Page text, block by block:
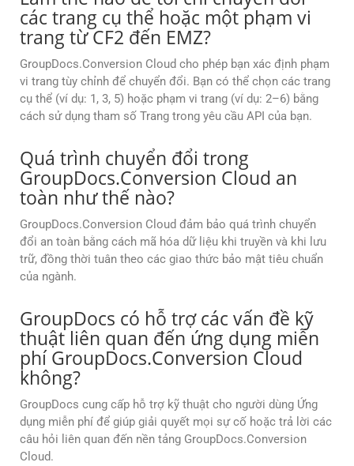
các trang cụ thể hoặc một phạm vi
trang từ CF2 đến EMZ?
GroupDocs.Conversion Cloud cho phép bạn xác định phạm
vi trang tùy chỉnh để chuyển đổi. Bạn có thể chọn các trang
cụ thể (ví dụ: 1, 3, 5) hoặc phạm vi trang (ví dụ: 2–6) bằng
cách sử dụng tham số Trang trong yêu cầu API của bạn.
Quá trình chuyển đổi trong
GroupDocs.Conversion Cloud an
toàn như thế nào?
GroupDocs.Conversion Cloud đảm bảo quá trình chuyển
đổi an toàn bằng cách mã hóa dữ liệu khi truyền và khi lưu
trữ, đồng thời tuân theo các giao thức bảo mật tiêu chuẩn
của ngành.
GroupDocs có hỗ trợ các vấn đề kỹ
thuật liên quan đến ứng dụng miễn
phí GroupDocs.Conversion Cloud
không?
GroupDocs cung cấp hỗ trợ kỹ thuật cho người dùng Ứng
dụng miễn phí để giúp giải quyết mọi sự cố hoặc trả lời các
câu hỏi liên quan đến nền tảng GroupDocs.Conversion
Cloud.